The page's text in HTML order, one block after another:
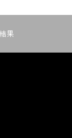
果